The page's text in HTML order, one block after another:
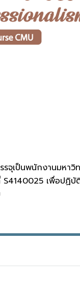
จุเป็นพนักงานมหา
เพื่อปฏิ